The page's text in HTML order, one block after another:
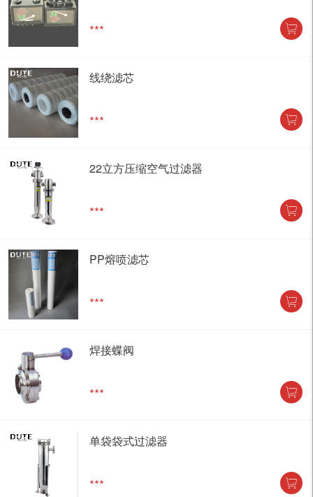
***
线绕滤芯
***
22立方压缩空气过滤器
***
PP熔喷滤芯
***
焊接蝶阀
***
单袋袋式过滤器
***